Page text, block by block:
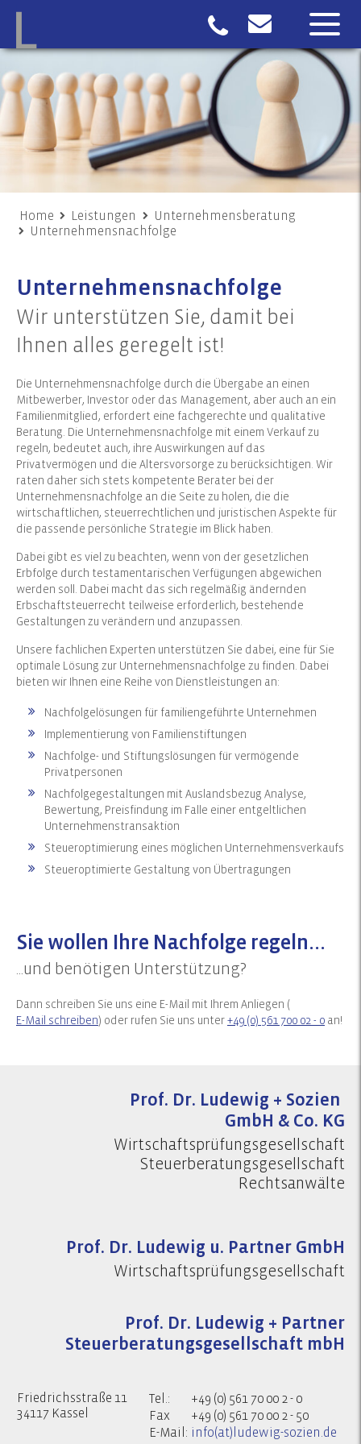
Home Leistungen
Unternehmensberatung
Unternehmensnachfolge
Unternehmensnachfolge
Wir unterstützen Sie, damit bei
Ihnen alles geregelt ist!
Die Unternehmensnachfolge durch die Übergabe an einen
Mitbewerber, Investor oder das Management, aber auch an ein
Familienmitglied, erfordert eine fachgerechte und qualitative
Beratung. Die Unternehmensnachfolge mit einem Verkauf zu
regeln, bedeutet auch, ihre Auswirkungen auf das
Privatvermögen und die Altersvorsorge zu berücksichtigen. Wir
raten daher sich stets kompetente Berater bei der
Unternehmensnachfolge an die Seite zu holen, die die
wirtschaftlichen, steuerrechtlichen und juristischen Aspekte für
die passende persönliche Strategie im Blick haben.
Dabei gibt es viel zu beachten, wenn von der gesetzlichen
Erbfolge durch testamentarischen Verfügungen abgewichen
werden soll. Dabei macht das sich regelmäßig ändernden
Erbschaftsteuerrecht teilweise erforderlich, bestehende
Gestaltungen zu verändern und anzupassen.
Unsere fachlichen Experten unterstützen Sie dabei, eine für Sie
optimale Lösung zur Unternehmensnachfolge zu finden. Dabei
bieten wir Ihnen eine Reihe von Dienstleistungen an:
Nachfolgelösungen für familiengeführte Unternehmen
Implementierung von Familienstiftungen
Nachfolge- und Stiftungslösungen für vermögende
Privatpersonen
Nachfolgegestaltungen mit Auslandsbezug Analyse,
Bewertung, Preisfindung im Falle einer entgeltlichen
Unternehmenstransaktion
Steueroptimierung eines möglichen Unternehmensverkaufs
Steueroptimierte Gestaltung von Übertragungen
Sie wollen Ihre Nachfolge regeln...
...und benötigen Unterstützung?
Dann schreiben Sie uns eine E-Mail mit Ihrem Anliegen (
E-Mail schreiben) oder rufen Sie uns unter+49 (0) 561 700 02 - 0 an!
Prof. Dr. Ludewig + Sozien
GmbH & Co. KG
Wirtschaftsprüfungsgesellschaft
Steuerberatungsgesellschaft
Rechtsanwälte
Prof. Dr. Ludewig u. Partner GmbH
Wirtschaftsprüfungsgesellschaft
Prof. Dr. Ludewig + Partner
Steuerberatungsgesellschaft mbH
Friedrichsstraße 11
34117 Kassel
Tel.:
+49 (0) 561 70 00 2 - 0
Fax
+49 (0) 561 70 00 2 - 50
E-Mail: info(at)ludewig-sozien.de